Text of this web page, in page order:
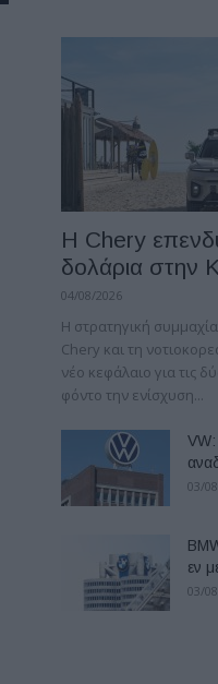
Η Chery
δολάρια στην
04/08/2026
H στρατηγική
Chery και τη
νέο κεφάλαιο για τις
φόντο την ενίσχυση...
03/
εν
03/